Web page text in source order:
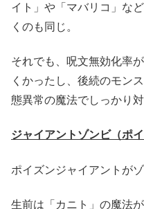
イト」や「マバリコ」な
くのも同じ。
それでも、呪文無効化率
くかったし、後続のモン
態異常の魔法でしっかり
ジャイアントゾンビ（ポイ
ポイズンジャイアントが
生前は「カニト」の魔法